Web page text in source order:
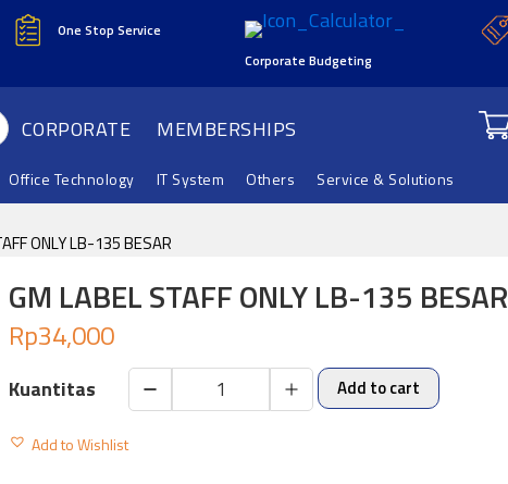
One Stop Service
Corporate Budgeting
CORPORATE MEMBERSHIPS
Office Technology IT System Others Service & Solutions
ONLY LB-135 BESAR
GM LABEL STAFF ONLY LB-135 BESAR
Rp34,000
GM
LABEL
Add to cart
Add to Wishlist